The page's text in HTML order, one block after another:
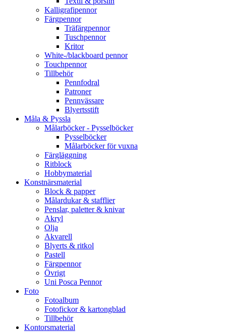
Kalligrafipennor
Färgpennor
Träfärgpennor
Tuschpennor
Kritor
White-/blackboard pennor
Touchpennor
Tillbehör
Pennfodral
Patroner
Pennvässare
Blyertsstift
Måla & Pyssla
Målarböcker - Pysselböcker
Pysselböcker
Målarböcker för vuxna
Färgläggning
Ritblock
Hobbymaterial
Konstnärsmaterial
Block & papper
Målardukar & stafflier
Penslar, paletter & knivar
Akryl
Olja
Akvarell
Blyerts & ritkol
Pastell
Färgpennor
Övrigt
Uni Posca Pennor
Foto
Fotoalbum
Fotofickor & kartongblad
Tillbehör
Kontorsmaterial